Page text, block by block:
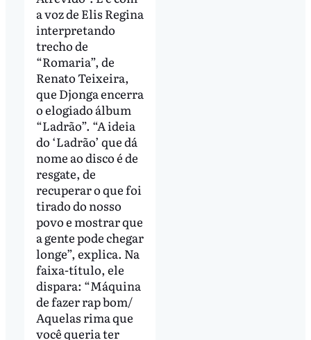
a voz de Elis Regina
interpretando
trecho de
“Romaria”, de
Renato Teixeira,
que Djonga encerra
o elogiado álbum
“Ladrão”. “A ideia
do ‘Ladrão’ que dá
nome ao disco é de
resgate, de
recuperar o que foi
tirado do nosso
povo e mostrar que
a gente pode chegar
longe”, explica. Na
faixa-título, ele
dispara: “Máquina
de fazer rap bom/
Aquelas rima que
você queria ter